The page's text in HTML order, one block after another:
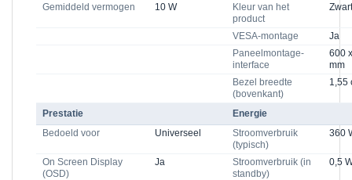
Gemiddeld vermogen 10 W
Kleur van het
product
Zwart
VESA-montage
Ja
Paneelmontage-
interface
600
mm
Bezel breedte
(bovenkant)
1,55
Prestatie
Energie
Bedoeld voor
Universeel
Stroomverbruik
(typisch)
360
On Screen Display
(OSD)
Ja
Stroomverbruik (in
standby)
0,5